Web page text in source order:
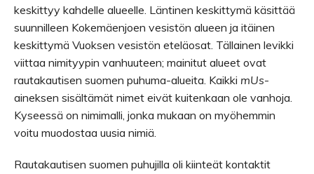
keskittyy kahdelle alueelle. Läntinen keskittymä käsittää
suunnilleen Kokemäenjoen vesistön alueen ja itäinen
keskittymä Vuoksen vesistön eteläosat. Tällainen levikki
viittaa nimityypin vanhuuteen; mainitut alueet ovat
rautakautisen suomen puhuma-alueita. Kaikki mUs-
aineksen sisältämät nimet eivät kuitenkaan ole vanhoja.
Kyseessä on nimimalli, jonka mukaan on myöhemmin
voitu muodostaa uusia nimiä.
Rautakautisen suomen puhujilla oli kiinteät kontaktit